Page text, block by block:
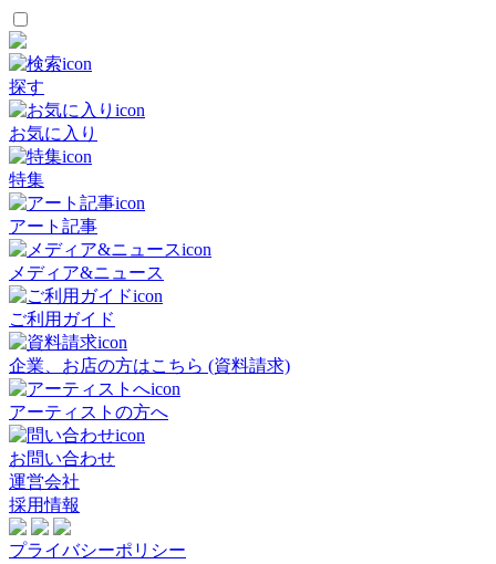
探す
お気に入り
特集
アート記事
メディア&ニュース
ご利用ガイド
企業、お店の方はこちら (資料請求)
アーティストの方へ
お問い合わせ
運営会社
採用情報
プライバシーポリシー